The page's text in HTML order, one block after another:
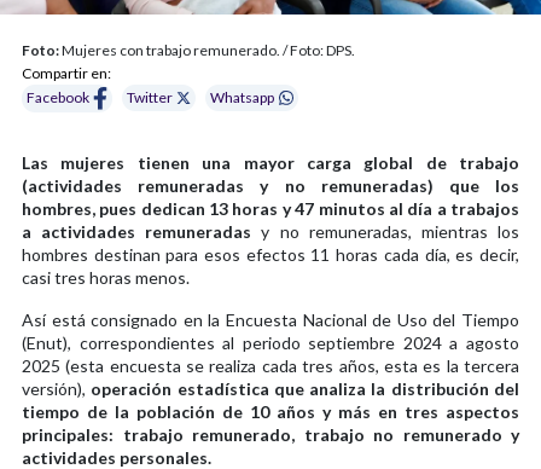
Foto:Mujeres con trabajo remunerado. / Foto: DPS.
Compartir en:
Facebook
Twitter Whatsapp
Las mujeres tienen una mayor carga global de trabajo
(actividades remuneradas y no remuneradas) que los
hombres, pues dedican 13 horas y 47 minutos al día a trabajos
a actividades remuneradas y no remuneradas, mientras los
hombres destinan para esos efectos 11 horas cada día, es decir,
casi tres horas menos.
Así está consignado en la Encuesta Nacional de Uso del Tiempo
(Enut), correspondientes al periodo septiembre 2024 a agosto
2025 (esta encuesta se realiza cada tres años, esta es la tercera
versión), operación estadística que analiza la distribución del
tiempo de la población de 10 años y más en tres aspectos
principales: trabajo remunerado, trabajo no remunerado y
actividades personales.